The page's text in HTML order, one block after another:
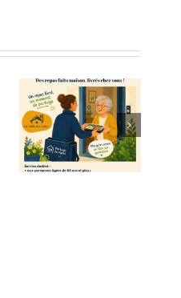
Arrêté préfectoral –
brûlage des déchets
verts